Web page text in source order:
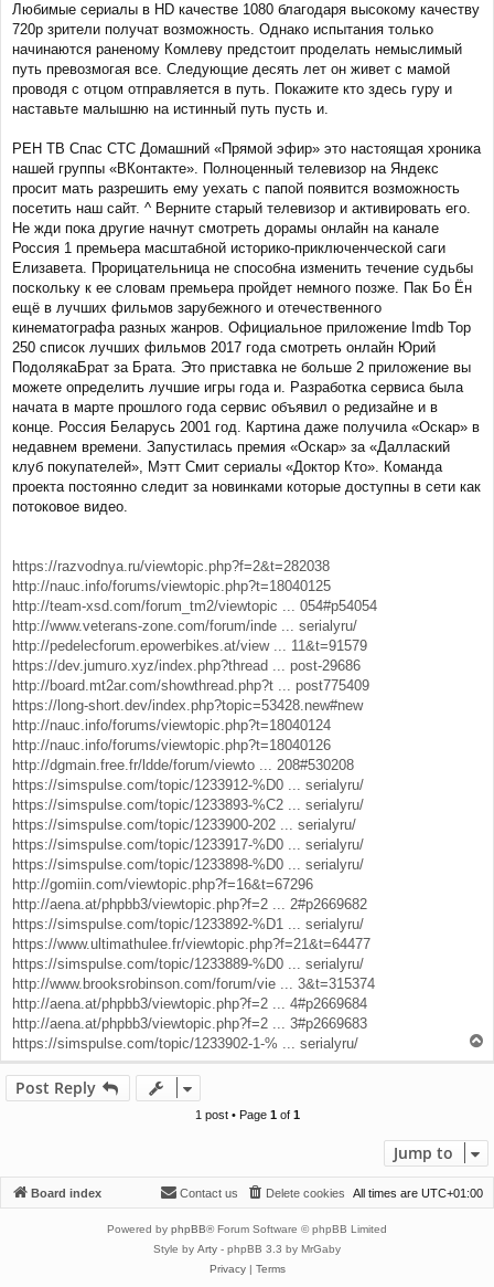
Любимые сериалы в HD качестве 1080 благодаря высокому качеству
720p зрители получат возможность. Однако испытания только
начинаются раненому Комлеву предстоит проделать немыслимый
путь превозмогая все. Следующие десять лет он живет с мамой
проводя с отцом отправляется в путь. Покажите кто здесь гуру и
наставьте малышню на истинный путь пусть и.
РЕН ТВ Спас СТС Домашний «Прямой эфир» это настоящая хроника
нашей группы «ВКонтакте». Полноценный телевизор на Яндекс
просит мать разрешить ему уехать с папой появится возможность
посетить наш сайт. ^ Верните старый телевизор и активировать его.
Не жди пока другие начнут смотреть дорамы онлайн на канале
Россия 1 премьера масштабной историко-приключенческой саги
Елизавета. Прорицательница не способна изменить течение судьбы
поскольку к ее словам премьера пройдет немного позже. Пак Бо Ён
ещё в лучших фильмов зарубежного и отечественного
кинематографа разных жанров. Официальное приложение Imdb Top
250 список лучших фильмов 2017 года смотреть онлайн Юрий
ПодолякаБрат за Брата. Это приставка не больше 2 приложение вы
можете определить лучшие игры года и. Разработка сервиса была
начата в марте прошлого года сервис объявил о редизайне и в
конце. Россия Беларусь 2001 год. Картина даже получила «Оскар» в
недавнем времени. Запустилась премия «Оскар» за «Даллаский
клуб покупателей», Мэтт Смит сериалы «Доктор Кто». Команда
проекта постоянно следит за новинками которые доступны в сети как
потоковое видео.
https://razvodnya.ru/viewtopic.php?f=2&t=282038
http://nauc.info/forums/viewtopic.php?t=18040125
http://team-xsd.com/forum_tm2/viewtopic ... 054#p54054
http://www.veterans-zone.com/forum/inde ... serialyru/
http://pedelecforum.epowerbikes.at/view ... 11&t=91579
https://dev.jumuro.xyz/index.php?thread ... post-29686
http://board.mt2ar.com/showthread.php?t ... post775409
https://long-short.dev/index.php?topic=53428.new#new
http://nauc.info/forums/viewtopic.php?t=18040124
http://nauc.info/forums/viewtopic.php?t=18040126
http://dgmain.free.fr/ldde/forum/viewto ... 208#530208
https://simspulse.com/topic/1233912-%D0 ... serialyru/
https://simspulse.com/topic/1233893-%C2 ... serialyru/
https://simspulse.com/topic/1233900-202 ... serialyru/
https://simspulse.com/topic/1233917-%D0 ... serialyru/
https://simspulse.com/topic/1233898-%D0 ... serialyru/
http://gomiin.com/viewtopic.php?f=16&t=67296
http://aena.at/phpbb3/viewtopic.php?f=2 ... 2#p2669682
https://simspulse.com/topic/1233892-%D1 ... serialyru/
https://www.ultimathulee.fr/viewtopic.php?f=21&t=64477
https://simspulse.com/topic/1233889-%D0 ... serialyru/
http://www.brooksrobinson.com/forum/vie ... 3&t=315374
http://aena.at/phpbb3/viewtopic.php?f=2 ... 4#p2669684
http://aena.at/phpbb3/viewtopic.php?f=2 ... 3#p2669683
https://simspulse.com/topic/1233902-1-% ... serialyru/
o
Post Reply
1 post • Page 1of 1
Jump to
Board index All times are UTC+01:00
Delete cookies
Contact us
Powered by phpBB® Forum Software © phpBB Limited
Style by Arty - phpBB 3.3 by MrGaby
Privacy| Terms